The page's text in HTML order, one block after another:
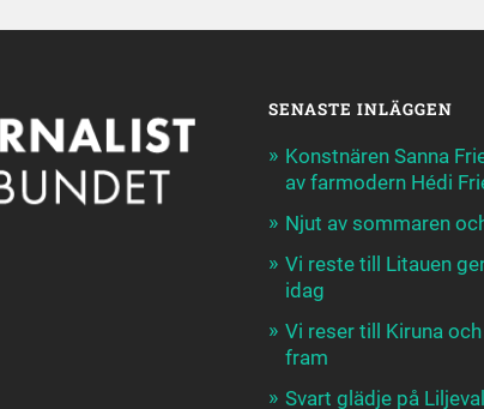
SENASTE INLÄGGEN
Konstnären Sanna
av farmodern Hédi
Njut av sommaren
Vi reste till Litauen
idag
Vi reser till Kiruna
fram
Svart glädje på